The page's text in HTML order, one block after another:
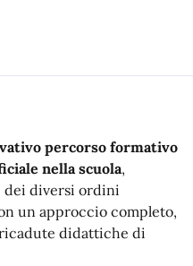
percorso formativo
nella scuola,
dei diversi ordini
un approccio completo,
didattiche di